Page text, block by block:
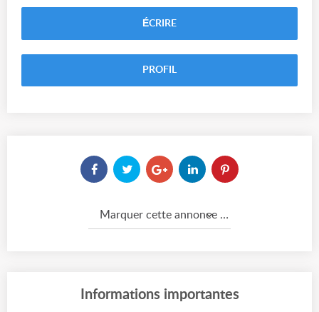
ÉCRIRE
PROFIL
Marquer cette annonce comme...
Informations importantes